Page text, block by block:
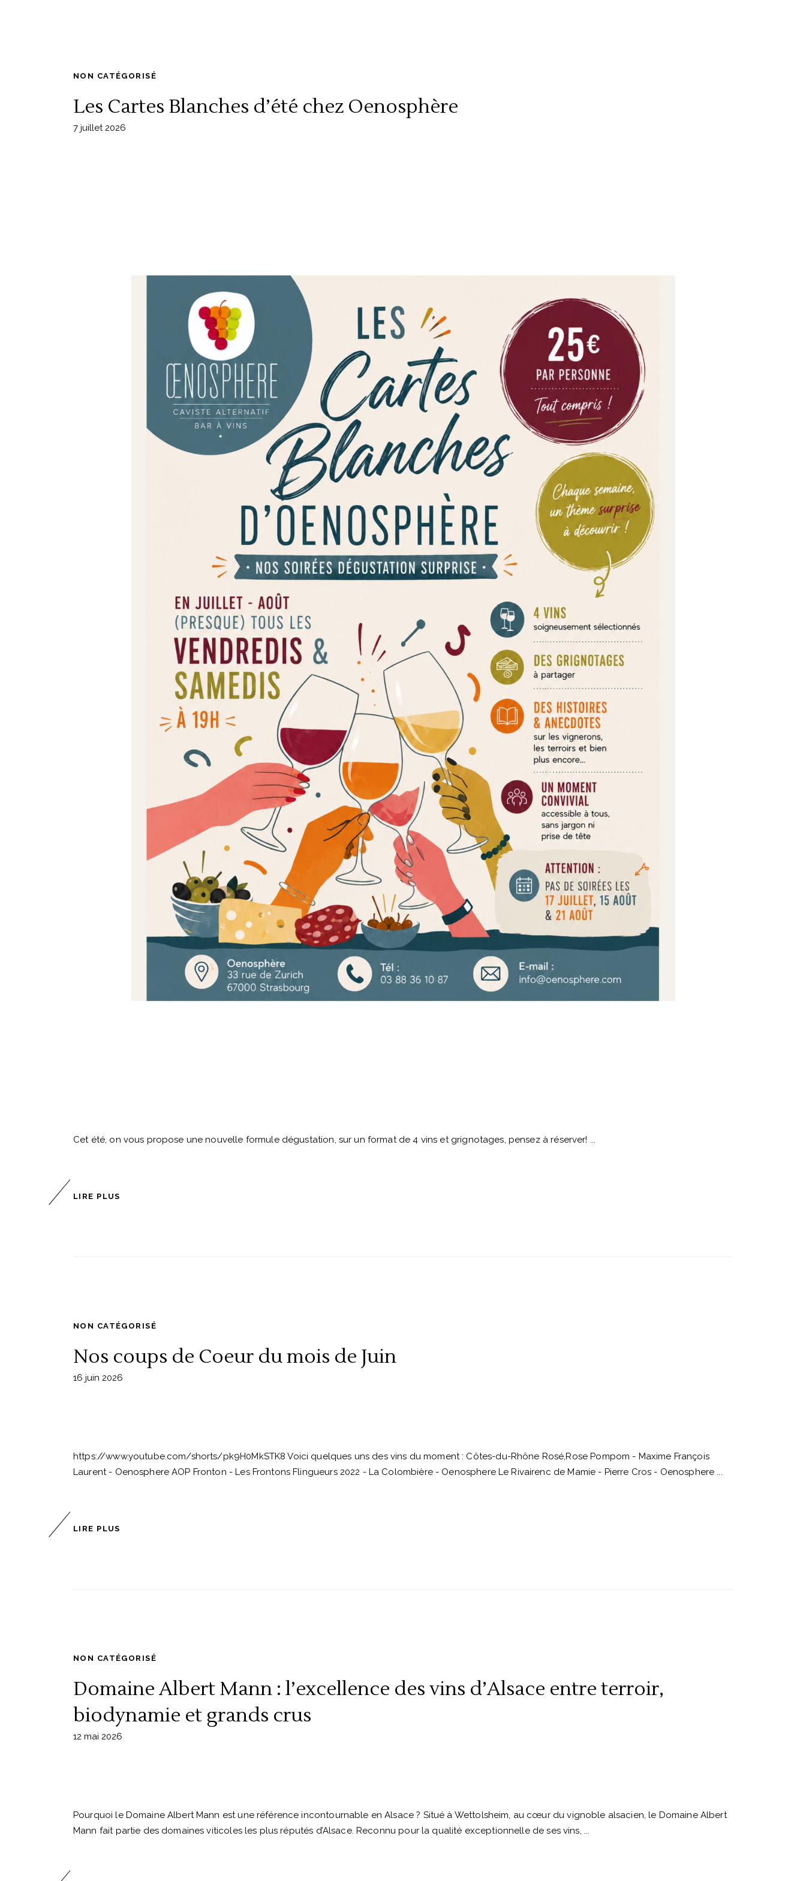
NON CATÉGORISÉ
Les Cartes Blanches d’été chez Oenosphère
7 juillet 2026
Cet été, on vous propose une nouvelle formule dégustation, sur un format de 4 vins et grignotages, pensez à réserver!
LIRE PLUS
NON CATÉGORISÉ
Nos coups de Coeur du mois de Juin
16 juin 2026
https://www.youtube.com/shorts/pk9H0MkSTK8 Voici quelques uns des vins du moment : Côtes-du-Rhône Rosé,Rose Pompom - Maxime François
Laurent - Oenosphere AOP Fronton - Les Frontons Flingueurs 2022 - La Colombière - Oenosphere Le Rivairenc de Mamie - Pierre Cros - Oenosphere
LIRE PLUS
NON CATÉGORISÉ
Domaine Albert Mann : l’excellence des vins d’Alsace entre terroir,
biodynamie et grands crus
12 mai 2026
Pourquoi le Domaine Albert Mann est une référence incontournable en Alsace ? Situé à Wettolsheim, au cœur du vignoble alsacien, le Domaine Albert
Mann fait partie des domaines viticoles les plus réputés d’Alsace. Reconnu pour la qualité exceptionnelle de ses vins,